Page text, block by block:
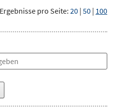
Ergebnisse pro Seite: 20 | 50 | 100